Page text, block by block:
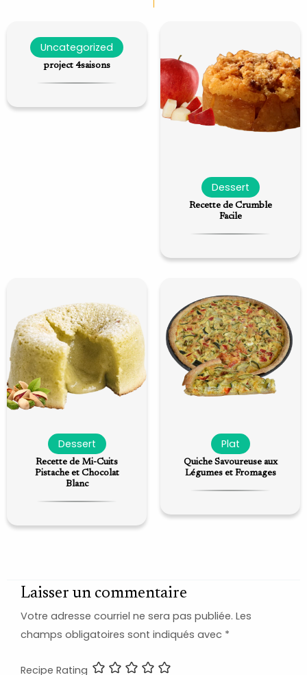
Uncategorized
project 4saisons
Dessert
Recette de Crumble
Facile
Dessert
Recette de Mi-Cuits
Pistache et Chocolat
Blanc
Plat
Quiche Savoureuse aux
Légumes et Fromages
Laisser un commentaire
Votre adresse courriel ne sera pas publiée. Les
champs obligatoires sont indiqués avec *
Recipe Rating